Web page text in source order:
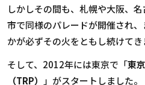
しかしその間も、札幌や大阪、
市で同様のパレードが開催され
かが必ずその火をともし続けてき
そして、2012年には東京で「東
（TRP）
」がスタートしました。